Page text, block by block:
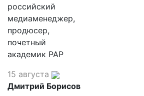
российский
медиаменеджер,
продюсер,
почетный
академик РАР
15 августа
Дмитрий Борисов